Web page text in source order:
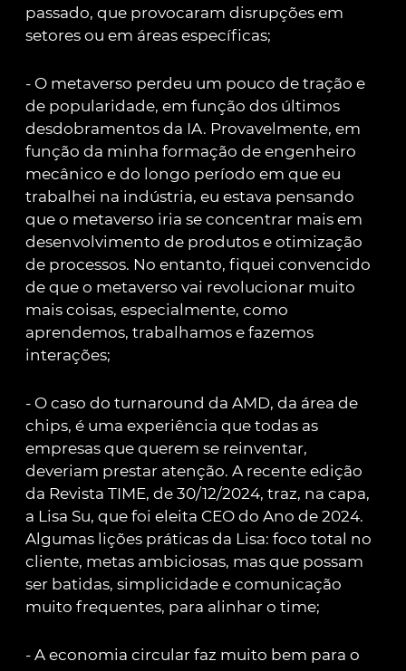
passado, que provocaram disrupções em
setores ou em áreas específicas;
- O metaverso perdeu um pouco de tração e
de popularidade, em função dos últimos
desdobramentos da IA. Provavelmente, em
função da minha formação de engenheiro
mecânico e do longo período em que eu
trabalhei na indústria, eu estava pensando
que o metaverso iria se concentrar mais em
desenvolvimento de produtos e otimização
de processos. No entanto, fiquei convencido
de que o metaverso vai revolucionar muito
mais coisas, especialmente, como
aprendemos, trabalhamos e fazemos
interações;
- O caso do turnaround da AMD, da área de
chips, é uma experiência que todas as
empresas que querem se reinventar,
deveriam prestar atenção. A recente edição
da Revista TIME, de 30/12/2024, traz, na capa,
a Lisa Su, que foi eleita CEO do Ano de 2024.
Algumas lições práticas da Lisa: foco total no
cliente, metas ambiciosas, mas que possam
ser batidas, simplicidade e comunicação
muito frequentes, para alinhar o time;
- A economia circular faz muito bem para o